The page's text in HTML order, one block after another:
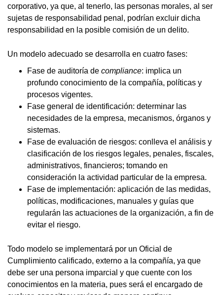
corporativo, ya que, al tenerlo, las personas morales, al ser
sujetas de responsabilidad penal, podrían excluir dicha
responsabilidad en la posible comisión de un delito.
Un modelo adecuado se desarrolla en cuatro fases:
Fase de auditoría de compliance: implica un
profundo conocimiento de la compañía, políticas y
procesos vigentes.
Fase general de identificación: determinar las
necesidades de la empresa, mecanismos, órganos y
sistemas.
Fase de evaluación de riesgos: conlleva el análisis y
clasificación de los riesgos legales, penales, fiscales,
administrativos, financieros; tomando en
consideración la actividad particular de la empresa.
Fase de implementación: aplicación de las medidas,
políticas, modificaciones, manuales y guías que
regularán las actuaciones de la organización, a fin de
evitar el riesgo.
Todo modelo se implementará por un Oficial de
Cumplimiento calificado, externo a la compañía, ya que
debe ser una persona imparcial y que cuente con los
conocimientos en la materia, pues será el encargado de